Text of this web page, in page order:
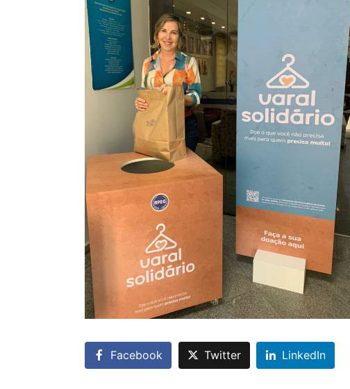
Facebook Twitter LinkedIn